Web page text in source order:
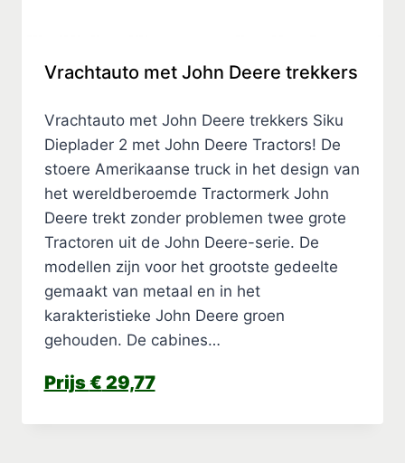
Vrachtauto met John Deere trekkers
Vrachtauto met John Deere trekkers Siku
Dieplader 2 met John Deere Tractors! De
stoere Amerikaanse truck in het design van
het wereldberoemde Tractormerk John
Deere trekt zonder problemen twee grote
Tractoren uit de John Deere-serie. De
modellen zijn voor het grootste gedeelte
gemaakt van metaal en in het
karakteristieke John Deere groen
gehouden. De cabines…
€ 29,77